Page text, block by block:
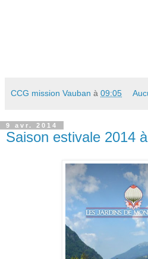
CCG mission Vauban à 09:05
9 avr. 2014
Saison estivale 2014